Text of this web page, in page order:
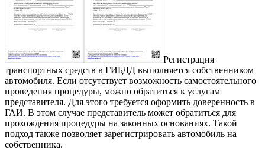
Регистрация
транспортных средств в ГИБДД выполняется собственником
автомобиля. Если отсутствует возможность самостоятельного
проведения процедуры, можно обратиться к услугам
представителя. Для этого требуется оформить доверенность в
ГАИ. В этом случае представитель может обратиться для
прохождения процедуры на законных основаниях. Такой
подход также позволяет зарегистрировать автомобиль на
собственника.